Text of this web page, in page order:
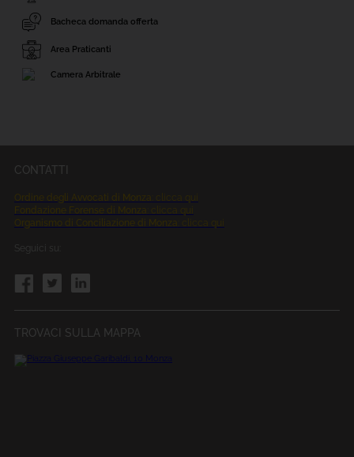
Bacheca domanda offerta
Area Praticanti
Camera Arbitrale
CONTATTI
Ordine degli Avvocati di Monza
Fondazione Forense di Monza
Organismo di Conciliazione di Monza
Seguici su:
TROVACI SULLA MAPPA